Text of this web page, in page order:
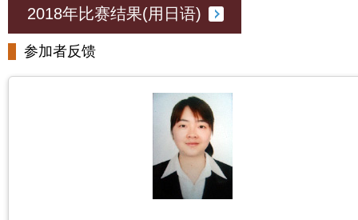
2018年比赛结果(用日语)
参加者反馈